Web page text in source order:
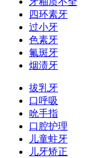
四环素牙
过小牙
色素牙
氟斑牙
烟渍牙
拔乳牙
口呼吸
吮手指
口腔护理
儿童蛀牙
儿牙矫正